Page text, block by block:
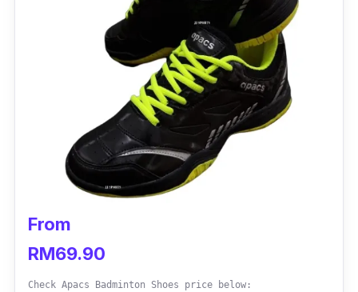
Kasut ini juga berkesan mengurangkan
tekanan pada kaki dan lutut anda, jadi anda
tidak akan rasa sakit kaki selepas bermain
badminton berintensiti tinggi.
Manakala,Synchro-Fit Insolememastikan
keselesaan yang terbaik semasa anda
memakainya.
Sangat sesuai digunakan untuk bermain
untuktournament
From
RM69.90
Check Apacs Badminton Shoes price below: